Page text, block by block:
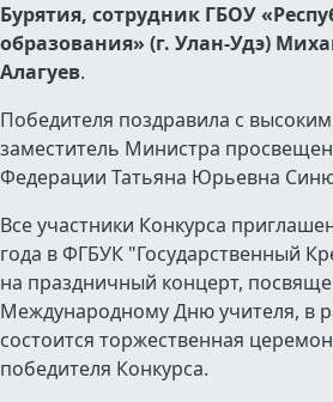
Бурятия, сотрудник ГБОУ
образования» (г. Улан-Удэ)
Алагуев.
Победителя поздравила с
заместитель Министра
Федерации Татьяна Юрьевна
Все участники Конкурса
года в ФГБУК "Государственный
на праздничный концерт,
Международному Дню учителя, в
состоится торжественная
победителя Конкурса.